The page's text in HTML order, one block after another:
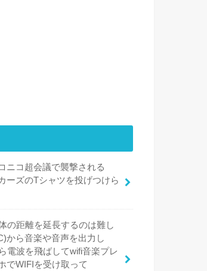
ニコ超会議で襲撃される
ーズのTシャツを投げつけら
の距離を延長するのは難し
から音楽や音声を出力し
電波を飛ばしてwifi音楽プレ
でWIFIを受け取って